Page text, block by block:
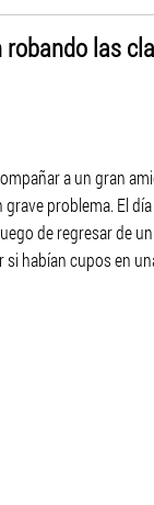
robando las
a un gran
problema. El
de regresar de
si habían cupos en